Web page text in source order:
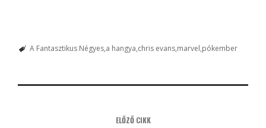
A Fantasztikus Négyes a hangya chris evans marvel pókember
ELŐZŐ CIKK